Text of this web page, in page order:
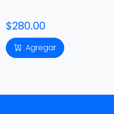
$280.00
Agregar